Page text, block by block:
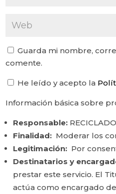
Guarda mi nombre,
comente.
He leído y acepto la
Información básica sobre
Responsable:
Finalidad: Moderar los
Legitimación: Por
Destinatarios y
prestar este servicio. El
actúa como encargado